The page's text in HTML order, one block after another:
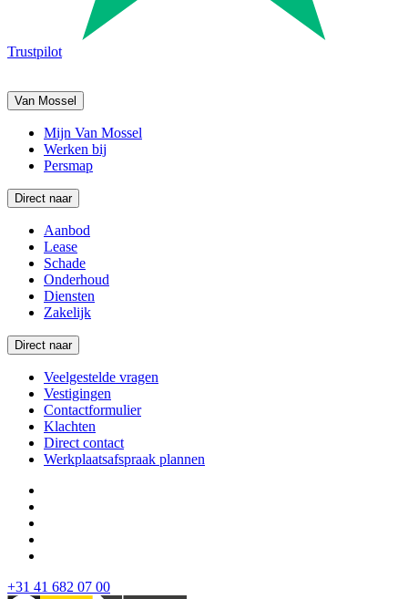
Trustpilot
Van Mossel
Mijn Van Mossel
Werken bij
Persmap
Direct naar
Aanbod
Lease
Schade
Onderhoud
Diensten
Zakelijk
Direct naar
Veelgestelde vragen
Vestigingen
Contactformulier
Klachten
Direct contact
Werkplaatsafspraak plannen
+31 41 682 07 00